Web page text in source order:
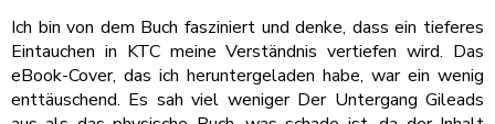
Ich bin von dem Buch fasziniert und denke, dass ein tieferes
Eintauchen in KTC meine Verständnis vertiefen wird. Das
eBook-Cover, das ich heruntergeladen habe, war ein wenig
enttäuschend. Es sah viel weniger Der Untergang Gileads